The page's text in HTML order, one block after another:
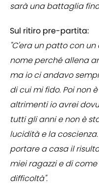
sarà una battaglia
Sul ritiro pre-partita:
"C'era un patto con
nome perché allena
ma io ci andavo
di cui mi fido. Poi non
altrimenti io avrei
tutti gli anni e non è
lucidità e la
portare a casa il
miei ragazzi e di
difficoltà".